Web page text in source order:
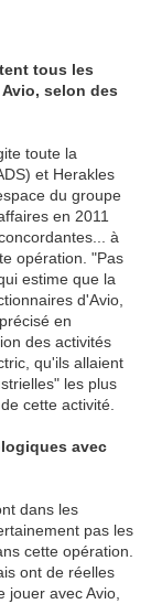
tous les
selon des
toute la
et Herakles
du groupe
en 2011
à
opération. "Pas
estime que la
d'Avio,
en
des activités
qu'ils allaient
les plus
cette activité.
avec
dans les
pas les
cette opération.
ont de réelles
jouer avec Avio,